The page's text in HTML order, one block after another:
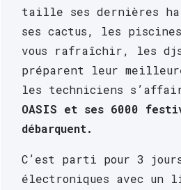
taille ses dernières
ses cactus, les
vous rafraîchir, les
préparent leur
OASIS et ses 6000
débarquent.
C’est parti pour 3 jours
électroniques avec un